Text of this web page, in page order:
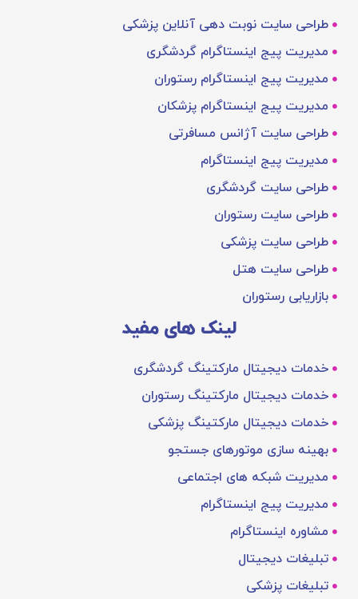
طراحی سایت نوبت دهی آنلاین پزشکی
مدیریت پیج اینستاگرام گردشگری
مدیریت پیج اینستاگرام رستوران
مدیریت پیج اینستاگرام پزشکان
طراحی سایت آژانس مسافرتی
مدیریت پیج اینستاگرام
طراحی سایت گردشگری
طراحی سایت رستوران
طراحی سایت پزشکی
طراحی سایت هتل
بازاریابی رستوران
لینک های مفید
خدمات دیجیتال مارکتینگ گردشگری
خدمات دیجیتال مارکتینگ رستوران
خدمات دیجیتال مارکتینگ پزشکی
بهینه‌ سازی موتورهای جستجو
مدیریت شبکه های اجتماعی
مدیریت پیج اینستاگرام
مشاوره اینستاگرام
تبلیغات دیجیتال
تبلیغات پزشکی